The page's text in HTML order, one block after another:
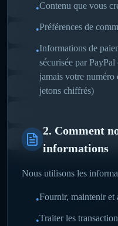
8. Collecte de données du
9. Traitement du contenu IA
10. Périodes de
11. Transferts
13. Contactez-nous
•Contenu que vous
•Préférences de
•Informations de
sécurisée par
jamais votre numéro
jetons chiffrés)
2. Comment
informations
Nous utilisons les
•Fournir, maintenir et
•Traiter les